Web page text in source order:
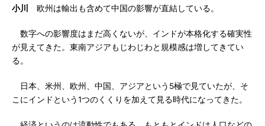
小川 欧州は輸出も含めて中国の影響が直結している。
数字への影響度はまだ高くないが、インドが本格化する確実性
が見えてきた。東南アジアもじわじわと規模感は増してきてい
る。
日本、米州、欧州、中国、アジアという5極で見ていたが、そ
こにインドという1つのくくりを加えて見る時代になってきた。